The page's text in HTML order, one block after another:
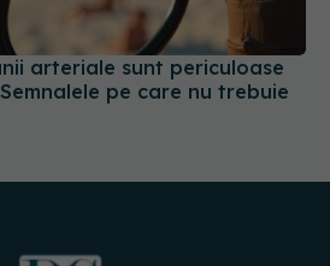
arteriale sunt periculoase
pe care nu trebuie